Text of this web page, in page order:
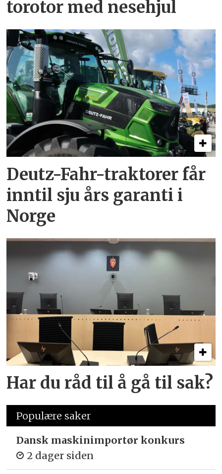
torotor med nesehjul
Deutz-Fahr-traktorer får
inntil sju års garanti i
Norge
Har du råd til å gå til sak?
Populære saker
Dansk maskinimportør konkurs
2 dager siden